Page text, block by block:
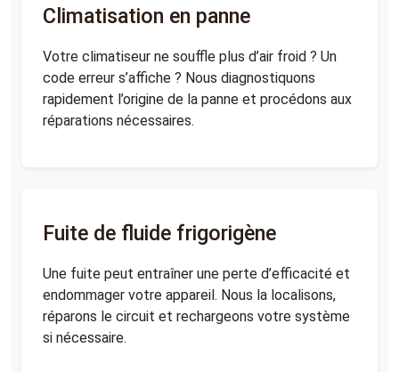
Climatisation en panne
Votre climatiseur ne souffle plus d’air froid ? Un
code erreur s’affiche ? Nous diagnostiquons
rapidement l’origine de la panne et procédons aux
réparations nécessaires.
Fuite de fluide frigorigène
Une fuite peut entraîner une perte d’efficacité et
endommager votre appareil. Nous la localisons,
réparons le circuit et rechargeons votre système
si nécessaire.